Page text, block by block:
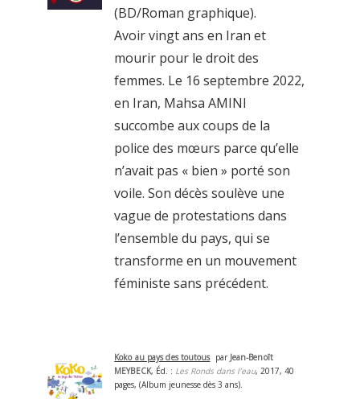
(BD/Roman graphique).
Avoir vingt ans en Iran et
mourir pour le droit des
femmes. Le 16 septembre 2022,
en Iran, Mahsa AMINI
succombe aux coups de la
police des mœurs parce qu’elle
n’avait pas « bien » porté son
voile. Son décès soulève une
vague de protestations dans
l’ensemble du pays, qui se
transforme en un mouvement
féministe sans précédent.
Koko au pays des toutous par Jean-Benoît
MEYBECK, Éd. : Les Ronds dans l’eau, 2017, 40
pages, (Album jeunesse dès 3 ans).